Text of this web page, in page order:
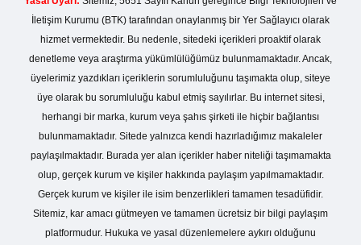
İletişim Kurumu (BTK) tarafından onaylanmış bir Yer Sağlayıcı olarak
hizmet vermektedir. Bu nedenle, sitedeki içerikleri proaktif olarak
denetleme veya araştırma yükümlülüğümüz bulunmamaktadır. Ancak,
üyelerimiz yazdıkları içeriklerin sorumluluğunu taşımakta olup, siteye
üye olarak bu sorumluluğu kabul etmiş sayılırlar. Bu internet sitesi,
herhangi bir marka, kurum veya şahıs şirketi ile hiçbir bağlantısı
bulunmamaktadır. Sitede yalnızca kendi hazırladığımız makaleler
paylaşılmaktadır. Burada yer alan içerikler haber niteliği taşımamakta
olup, gerçek kurum ve kişiler hakkında paylaşım yapılmamaktadır.
Gerçek kurum ve kişiler ile isim benzerlikleri tamamen tesadüfidir.
Sitemiz, kar amacı gütmeyen ve tamamen ücretsiz bir bilgi paylaşım
platformudur. Hukuka ve yasal düzenlemelere aykırı olduğunu